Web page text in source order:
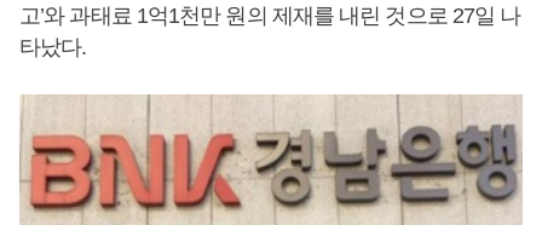
고’와 과태료 1억1천만 원의 제재를 내린 것으로 27일 나
타났다.